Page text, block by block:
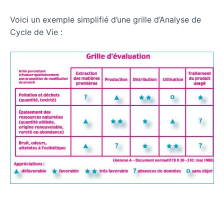
Voici un exemple simplifié d’une grille d’Analyse de
Cycle de Vie :